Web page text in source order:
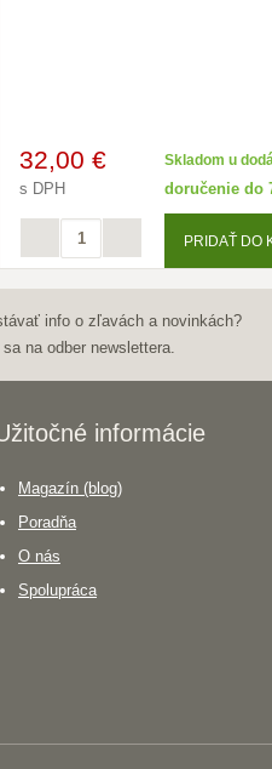
32,00 €
s DPH
Skladom u
doručenie do
PRIDAŤ DO
info o zľavách a novinkách?
sa na odber newslettera.
informácie
Magazín (blog)
Poradňa
O nás
Spolupráca